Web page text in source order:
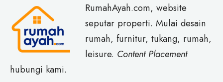
RumahAyah.com, website
seputar properti. Mulai desain
rumah, furnitur, tukang, rumah,
leisure. Content Placement
hubungi kami.